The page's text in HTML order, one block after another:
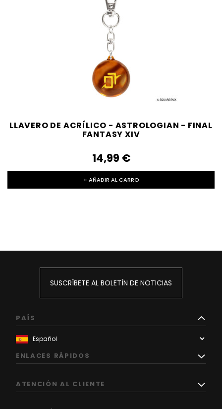
LLAVERO DE ACRÍLICO - ASTROLOGIAN - FINAL
FANTASY XIV
14,99‎ ‎€
+ AÑADIR AL CARRO
SUSCRÍBETE AL BOLETÍN DE NOTICIAS
PAÍS
ENLACES RÁPIDOS
ATENCIÓN AL CLIENTE